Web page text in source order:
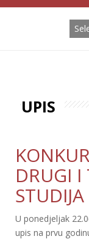
UPIS
DRUGI I
STUDIJA
U ponedjeljak
upis na prvu